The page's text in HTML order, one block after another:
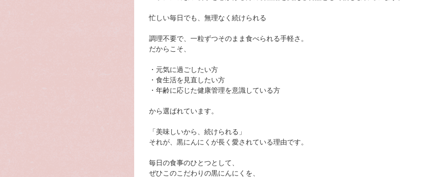
忙しい毎日でも、無理なく続けられる
調理不要で、一粒ずつそのまま食べられる手軽さ。
だからこそ、
・元気に過ごしたい方
・食生活を見直したい方
・年齢に応じた健康管理を意識している方
から選ばれています。
「美味しいから、続けられる」
それが、黒にんにくが長く愛されている理由です。
毎日の食事のひとつとして、
ぜひこのこだわりの黒にんにくを、